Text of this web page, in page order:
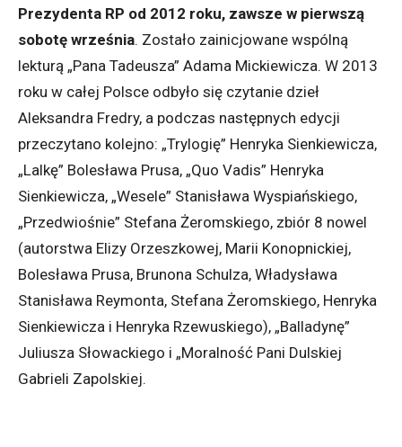
Prezydenta RP od 2012 roku, zawsze w pierwszą
sobotę września. Zostało zainicjowane wspólną
lekturą „Pana Tadeusza” Adama Mickiewicza. W 2013
roku w całej Polsce odbyło się czytanie dzieł
Aleksandra Fredry, a podczas następnych edycji
przeczytano kolejno: „Trylogię” Henryka Sienkiewicza,
„Lalkę” Bolesława Prusa, „Quo Vadis” Henryka
Sienkiewicza, „Wesele” Stanisława Wyspiańskiego,
„Przedwiośnie” Stefana Żeromskiego, zbiór 8 nowel
(autorstwa Elizy Orzeszkowej, Marii Konopnickiej,
Bolesława Prusa, Brunona Schulza, Władysława
Stanisława Reymonta, Stefana Żeromskiego, Henryka
Sienkiewicza i Henryka Rzewuskiego), „Balladynę”
Juliusza Słowackiego i „Moralność Pani Dulskiej
Gabrieli Zapolskiej.